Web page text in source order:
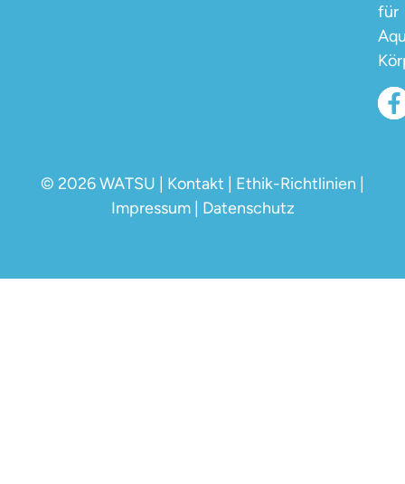
für
© 2026 WATSU | Kontakt | Ethik-Richtlinien |
Impressum| Datenschutz